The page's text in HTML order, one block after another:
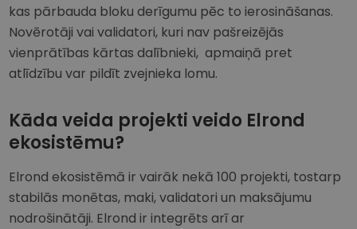
kas pārbauda bloku derīgumu pēc to ierosināšanas.
Novērotāji vai validatori, kuri nav pašreizējās
vienprātības kārtas dalībnieki, apmaiņā pret
atlīdzību var pildīt zvejnieka lomu.
Kāda veida projekti veido Elrond
ekosistēmu?
Elrond ekosistēmā ir vairāk nekā 100 projekti, tostarp
stabilās monētas, maki, validatori un maksājumu
nodrošinātāji. Elrond ir integrēts arī ar